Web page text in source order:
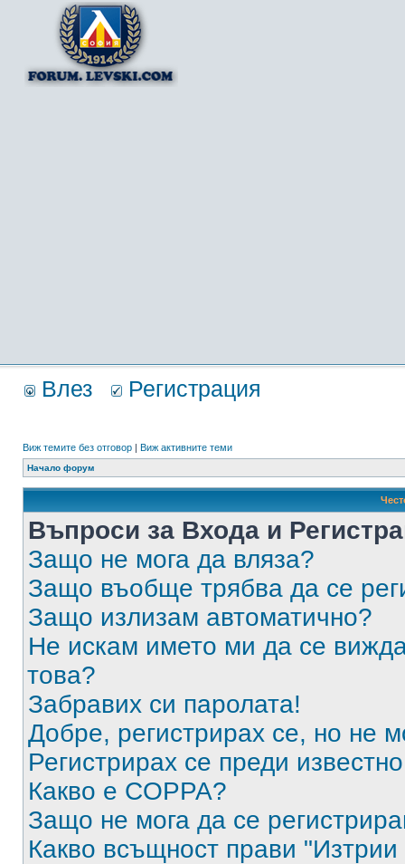
Влез Регистрация
Виж темите без отговор | Виж активните теми
Начало форум
Въпроси за Входа и
Защо не мога да вляза?
Защо въобще трябва да се
Защо излизам автоматично?
Не искам името ми да се
това?
Забравих си паролата!
Добре, регистрирах се, но не
Регистрирах се преди
Какво е COPPA?
Защо не мога да се
Какво всъщност прави "Изтрии